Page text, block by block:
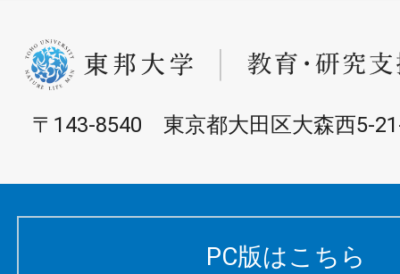
〒143-8540 東京都大田区大森西5-
PC版はこちら